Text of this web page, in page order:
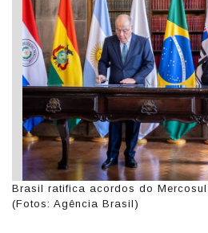
Brasil ratifica acordos do
(Fotos: Agência Brasil)